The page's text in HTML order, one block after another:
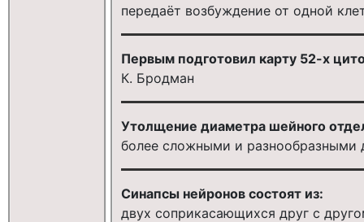
передаёт возбуждение от одной
Первым подготовил карту 52-х
К. Бродман
Утолщение диаметра шейного
более сложными и разнообразными
Синапсы нейронов состоят из:
двух соприкасающихся друг с